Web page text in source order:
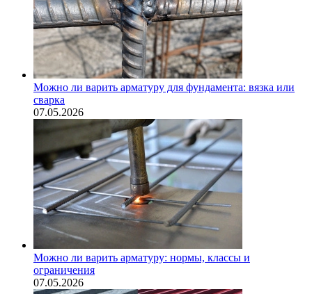
Можно ли варить арматуру для фундамента: вязка или
сварка
07.05.2026
Можно ли варить арматуру: нормы, классы и
ограничения
07.05.2026